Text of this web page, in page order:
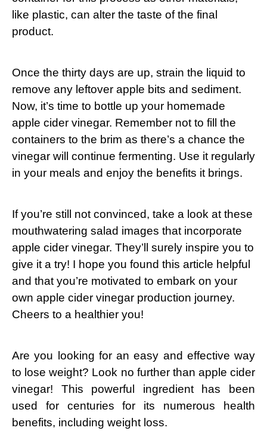
like plastic, can alter the taste of the final
product.
Once the thirty days are up, strain the liquid to
remove any leftover apple bits and sediment.
Now, it’s time to bottle up your homemade
apple cider vinegar. Remember not to fill the
containers to the brim as there’s a chance the
vinegar will continue fermenting. Use it regularly
in your meals and enjoy the benefits it brings.
If you’re still not convinced, take a look at these
mouthwatering salad images that incorporate
apple cider vinegar. They’ll surely inspire you to
give it a try! I hope you found this article helpful
and that you’re motivated to embark on your
own apple cider vinegar production journey.
Cheers to a healthier you!
Are you looking for an easy and effective way
to lose weight? Look no further than apple cider
vinegar! This powerful ingredient has been
used for centuries for its numerous health
benefits, including weight loss.